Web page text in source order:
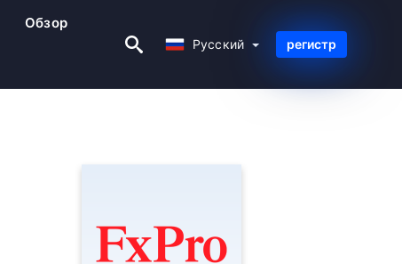
Обзор
Русский регистр